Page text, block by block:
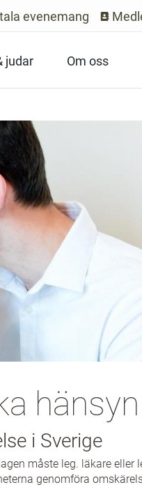
evenemang
judar Om oss
hänsyn
i Sverige
måste leg. läkare eller
genomföra